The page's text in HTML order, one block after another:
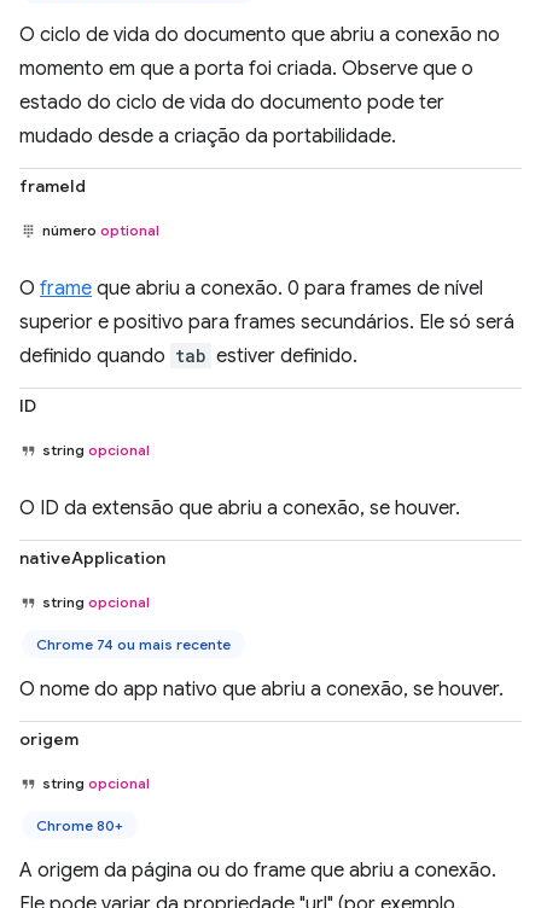
O ciclo de vida do documento que abriu a conexão no
momento em que a porta foi criada. Observe que o
estado do ciclo de vida do documento pode ter
mudado desde a criação da portabilidade.
frameId
número optional
O frame que abriu a conexão. 0 para frames de nível
superior e positivo para frames secundários. Ele só será
definido quando tab estiver definido.
ID
string opcional
O ID da extensão que abriu a conexão, se houver.
nativeApplication
string opcional
Chrome 74 ou mais recente
O nome do app nativo que abriu a conexão, se houver.
origem
string opcional
Chrome 80+
A origem da página ou do frame que abriu a conexão.